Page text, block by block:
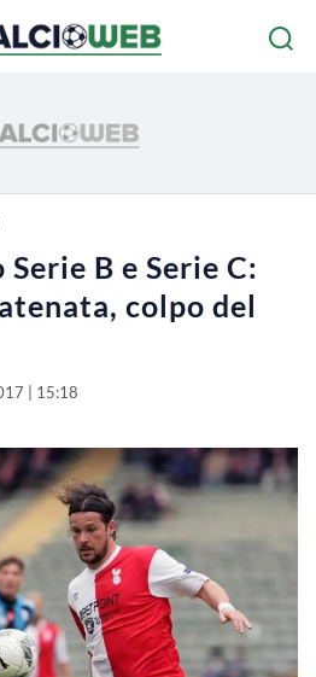
B e Serie C:
colpo del
| 15:18